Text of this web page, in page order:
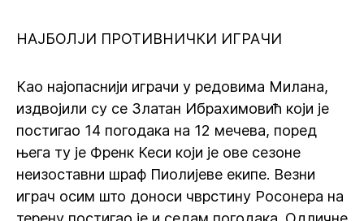
НАЈБОЛЈИ ПРОТИВНИЧКИ ИГРАЧИ
Као најопаснији играчи у редовима Милана,
издвојили су се Златан Ибрахимовић који је
постигао 14 погодака на 12 мечева, поред
њега ту је Френк Кеси који је ове сезоне
неизоставни шраф Пиолијеве екипе. Везни
играч осим што доноси чврстину Росонера на